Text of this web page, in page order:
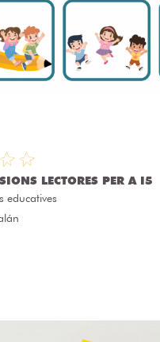
LECTORES PER A I5
educatives